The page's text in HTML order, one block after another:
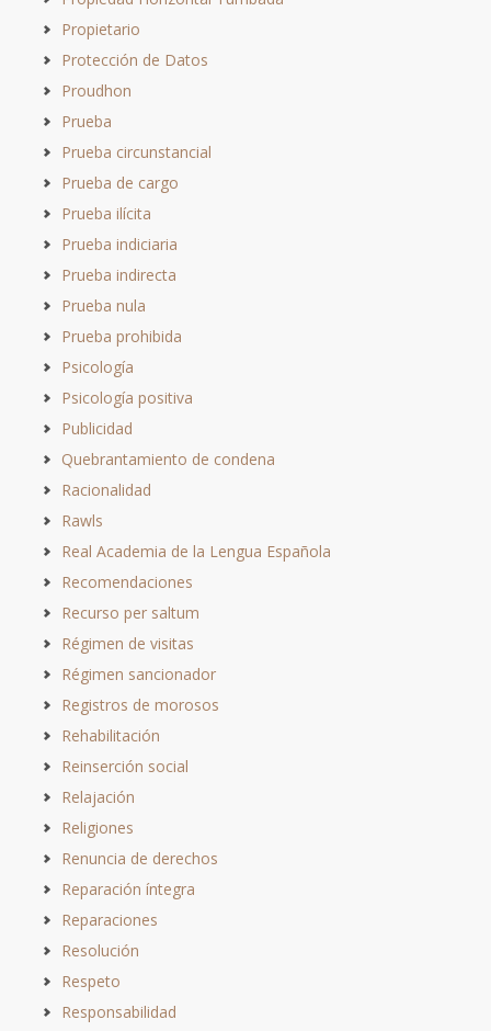
Propietario
Protección de Datos
Proudhon
Prueba
Prueba circunstancial
Prueba de cargo
Prueba ilícita
Prueba indiciaria
Prueba indirecta
Prueba nula
Prueba prohibida
Psicología
Psicología positiva
Publicidad
Quebrantamiento de condena
Racionalidad
Rawls
Real Academia de la Lengua Española
Recomendaciones
Recurso per saltum
Régimen de visitas
Régimen sancionador
Registros de morosos
Rehabilitación
Reinserción social
Relajación
Religiones
Renuncia de derechos
Reparación íntegra
Reparaciones
Resolución
Respeto
Responsabilidad